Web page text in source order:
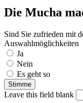
Die Mucha
Sind Sie zufrieden mit
Auswahlmöglichkeiten
Ja
Nein
Es geht so
Leave this field blank